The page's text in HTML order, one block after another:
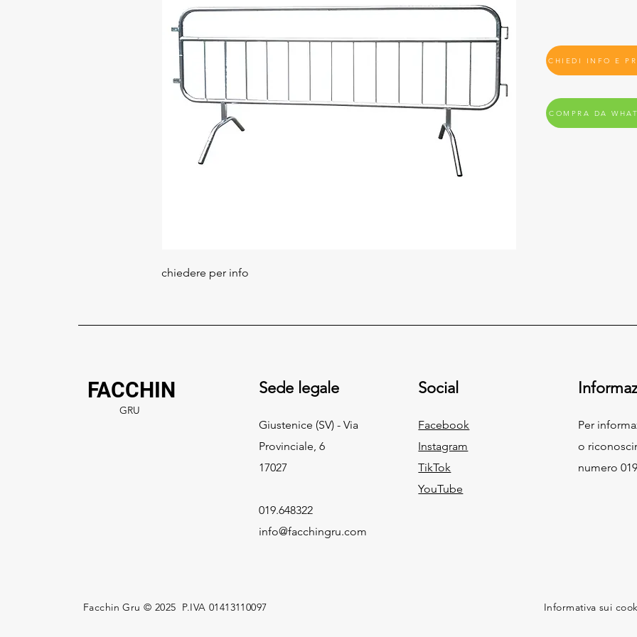
chiedere per info
CHIEDI INFO E
COMPRA DA
FACCHIN
GRU
Sede legale
Giustenice (SV) - Via
Provinciale, 6
17027
019.648322
info@facchingru.com
Social
Facebook
Instagram
TikTok
YouTube
Per
o
numero
Facchin Gru © 2025 P.IVA 01413110097 Informativa sui